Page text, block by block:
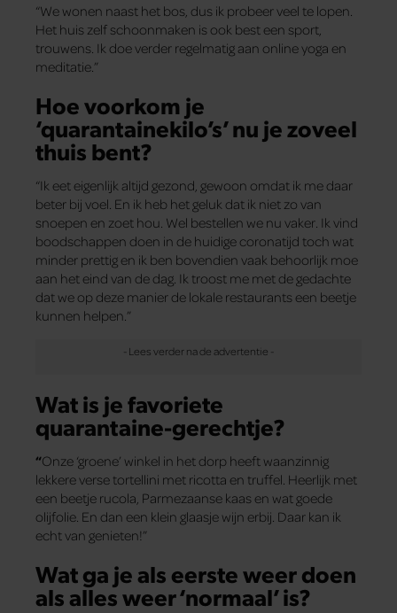
“We wonen naast het bos, dus ik probeer veel te lopen.
Het huis zelf schoonmaken is ook best een sport,
trouwens. Ik doe verder regelmatig aan online yoga en
meditatie.”
Hoe voorkom je
‘quarantainekilo’s’ nu je zoveel
thuis bent?
“Ik eet eigenlijk altijd gezond, gewoon omdat ik me daar
beter bij voel. En ik heb het geluk dat ik niet zo van
snoepen en zoet hou. Wel bestellen we nu vaker. Ik vind
boodschappen doen in de huidige coronatijd toch wat
minder prettig en ik ben bovendien vaak behoorlijk moe
aan het eind van de dag. Ik troost me met de gedachte
dat we op deze manier de lokale restaurants een beetje
kunnen helpen.”
Wat is je favoriete
quarantaine-gerechtje?
“Onze ‘groene’ winkel in het dorp heeft waanzinnig
lekkere verse tortellini met ricotta en truffel. Heerlijk met
een beetje rucola, Parmezaanse kaas en wat goede
olijfolie. En dan een klein glaasje wijn erbij. Daar kan ik
echt van genieten!”
Wat ga je als eerste weer doen
als alles weer ‘normaal’ is?